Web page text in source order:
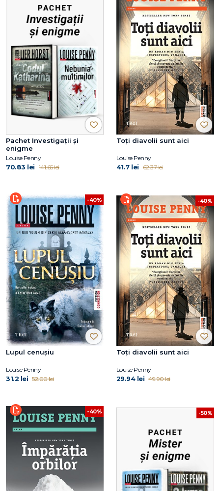
Pachet Investigații și
enigme
Louise Penny
70.83 lei 141.65 lei
Toți diavolii sunt aici
Louise Penny
41.7 lei 62.37 lei
-40%
Lupul cenușiu
Louise Penny
31.2 lei 52.00 lei
-40%
Toți diavolii sunt aici
Louise Penny
29.94 lei 49.90 lei
-40% -50%